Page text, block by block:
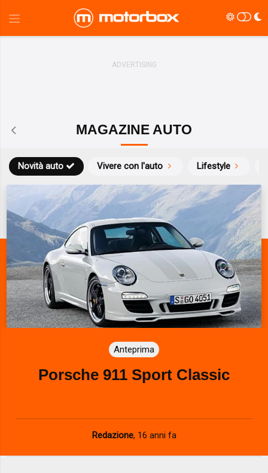
MAGAZINE AUTO
Novità auto Vivere con l'auto Lifestyle
Anteprima
Porsche 911 Sport Classic
Redazione, 16 anni fa